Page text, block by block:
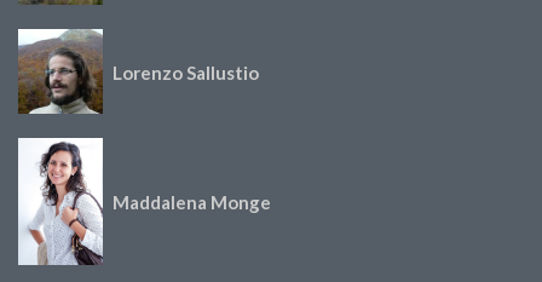
Lorenzo Sallustio
Maddalena Monge